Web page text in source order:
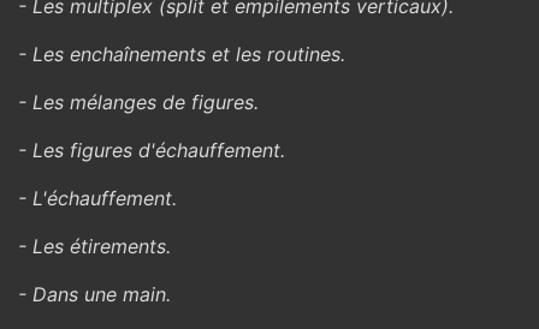
- Les multiplex (split et empilements verticaux).
- Les enchaînements et les routines.
- Les mélanges de figures.
- Les figures d'échauffement.
- L'échauffement.
- Les étirements.
- Dans une main.